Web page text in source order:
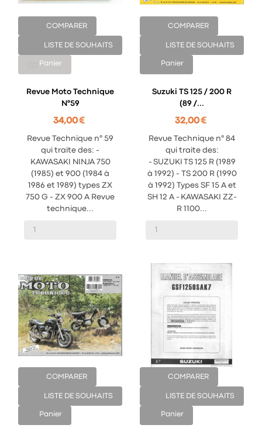
COMPARER
LISTE DE SOUHAITS
Panier
Revue Moto Technique
N°59
34,00 €
Revue Technique n° 59
qui traite des: -
KAWASAKI NINJA 750
(1985) et 900 (1984 à
1986 et 1989) types ZX
750 G - ZX 900 A Revue
technique...
COMPARER
LISTE DE SOUHAITS
Panier
Suzuki TS 125 / 200 R
(89 /...
32,00 €
Revue Technique n° 84
qui traite des:
- SUZUKI TS 125 R (1989
à 1992) - TS 200 R (1990
à 1992) Types SF 15 A et
SH 12 A - KAWASAKI ZZ-
R 1100...
COMPARER
LISTE DE SOUHAITS
Panier
COMPARER
LISTE DE SOUHAITS
Panier